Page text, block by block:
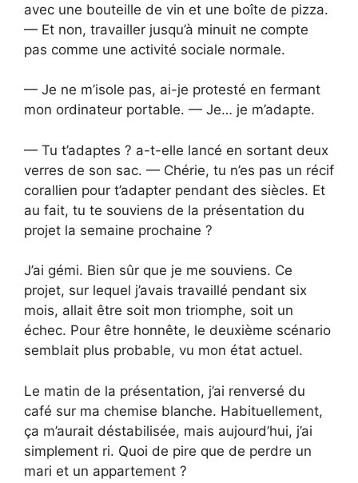
avec une bouteille de vin et une boîte de pizza.
— Et non, travailler jusqu’à minuit ne compte
pas comme une activité sociale normale.
— Je ne m’isole pas, ai-je protesté en fermant
mon ordinateur portable. — Je… je m’adapte.
— Tu t’adaptes ? a-t-elle lancé en sortant deux
verres de son sac. — Chérie, tu n’es pas un récif
corallien pour t’adapter pendant des siècles. Et
au fait, tu te souviens de la présentation du
projet la semaine prochaine ?
J’ai gémi. Bien sûr que je me souviens. Ce
projet, sur lequel j’avais travaillé pendant six
mois, allait être soit mon triomphe, soit un
échec. Pour être honnête, le deuxième scénario
semblait plus probable, vu mon état actuel.
Le matin de la présentation, j’ai renversé du
café sur ma chemise blanche. Habituellement,
ça m’aurait déstabilisée, mais aujourd’hui, j’ai
simplement ri. Quoi de pire que de perdre un
mari et un appartement ?